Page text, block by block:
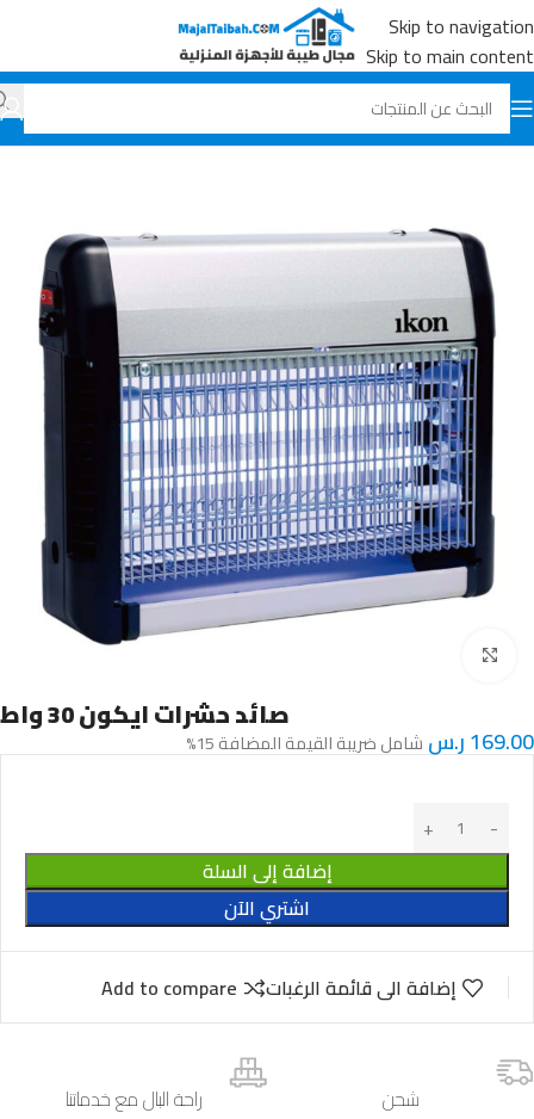
Skip to navigation
Skip to main content
بدون تصنيف
صائد حشرات ايكون 30 واط
169.00ر.س شامل ضريبة القيمة المضافة 15%
إضافة إلى السلة
اشتري الآن
إضافة الى قائمة الرغبات Add to compare
شحن راحة البال مع خدماتنا